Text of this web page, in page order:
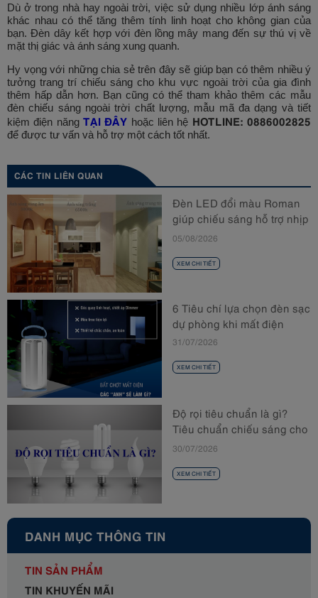
Dù ở trong nhà hay ngoài trời, việc sử dụng nhiều lớp ánh sáng
khác nhau có thể tăng thêm tính linh hoạt cho không gian của
bạn. Đèn dây kết hợp với đèn lồng mây mang đến sự thú vị về
mặt thị giác và ánh sáng xung quanh.
Hy vọng với những chia sẻ trên đây sẽ giúp bạn có thêm nhiều ý
tưởng trang trí chiếu sáng cho khu vực ngoài trời của gia đình
thêm hấp dẫn hơn. Bạn cũng có thể tham khảo thêm các mẫu
đèn chiếu sáng ngoài trời chất lượng, mẫu mã đa dạng và tiết
kiệm điện năng TẠI ĐÂY hoặc liên hệ HOTLINE: 0886002825
để được tư vấn và hỗ trợ một cách tốt nhất.
CÁC TIN LIÊN QUAN
Đèn LED đổi màu Roman
giúp chiếu sáng hỗ trợ nhịp
sinh học
05/08/2026
XEM CHI TIẾT
6 Tiêu chí lựa chọn đèn sạc
dự phòng khi mất điện
31/07/2026
XEM CHI TIẾT
Độ rọi tiêu chuẩn là gì?
Tiêu chuẩn chiếu sáng cho
từng không gian
30/07/2026
XEM CHI TIẾT
DANH MỤC THÔNG TIN
TIN SẢN PHẨM
TIN KHUYẾN MÃI